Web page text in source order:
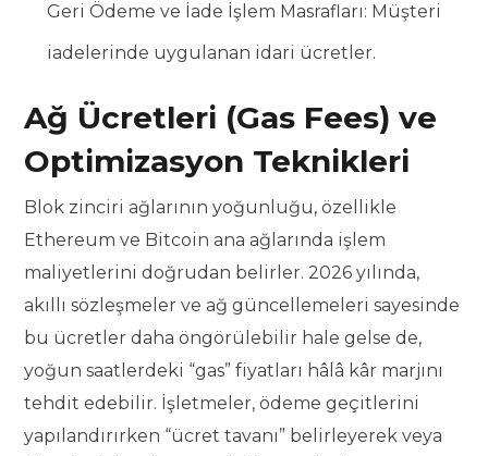
Geri Ödeme ve İade İşlem Masrafları: Müşteri
iadelerinde uygulanan idari ücretler.
Ağ Ücretleri (Gas Fees) ve
Optimizasyon Teknikleri
Blok zinciri ağlarının yoğunluğu, özellikle
Ethereum ve Bitcoin ana ağlarında işlem
maliyetlerini doğrudan belirler. 2026 yılında,
akıllı sözleşmeler ve ağ güncellemeleri sayesinde
bu ücretler daha öngörülebilir hale gelse de,
yoğun saatlerdeki “gas” fiyatları hâlâ kâr marjını
tehdit edebilir. İşletmeler, ödeme geçitlerini
yapılandırırken “ücret tavanı” belirleyerek veya